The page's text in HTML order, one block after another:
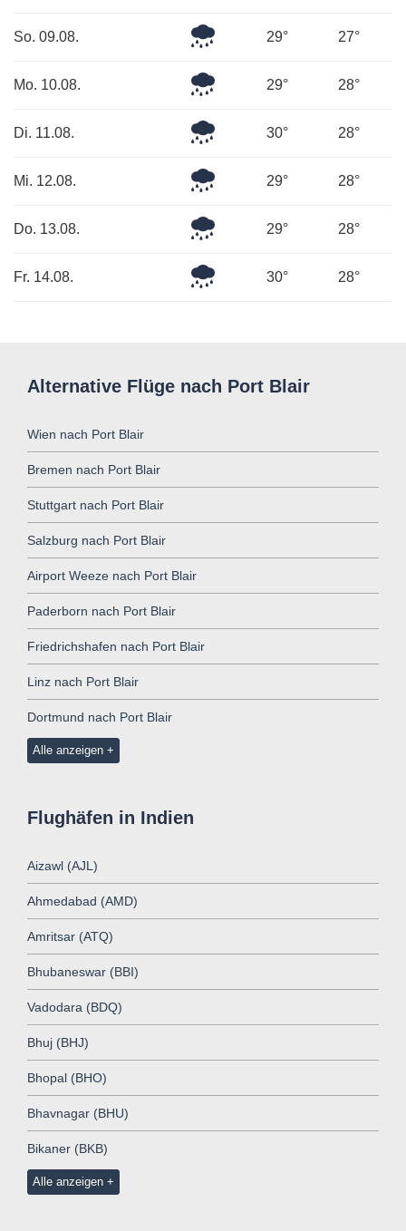
So. 09.08.
Mäßiger29° 27°
Mo. 10.08.
Mäßiger29° 28°
Di. 11.08. 30° 28°
Mi. 12.08. 29° 28°
Do. 13.08. 29° 28°
Fr. 14.08. 30° 28°
Alternative Flüge nach Port Blair
Wien nach Port Blair
Bremen nach Port Blair
Stuttgart nach Port Blair
Salzburg nach Port Blair
Airport Weeze nach Port Blair
Paderborn nach Port Blair
Friedrichshafen nach Port Blair
Linz nach Port Blair
Dortmund nach Port Blair
Alle anzeigen
Flughäfen in Indien
Aizawl (AJL)
Ahmedabad (AMD)
Amritsar (ATQ)
Bhubaneswar (BBI)
Vadodara (BDQ)
Bhuj (BHJ)
Bhopal (BHO)
Bhavnagar (BHU)
Bikaner (BKB)
Alle anzeigen